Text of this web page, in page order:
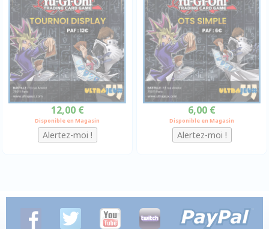
12,00 €
Disponible en Magasin
6,00 €
Disponible en Magasin